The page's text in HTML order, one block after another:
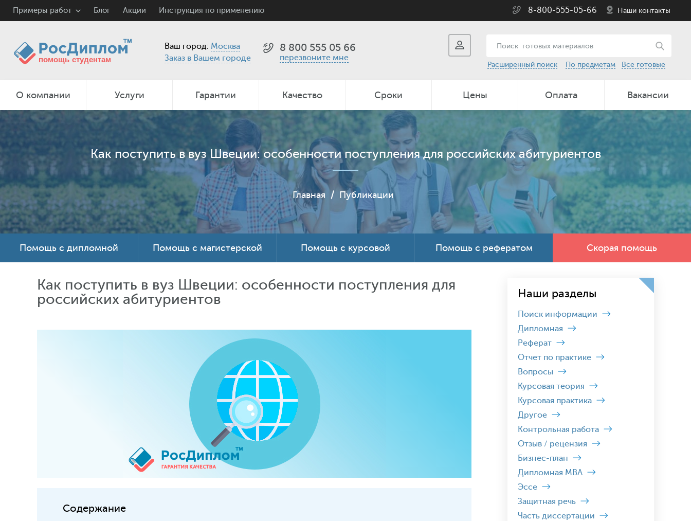
Примеры работ Блог Акции Инструкция по применению 8-800-555-05-66 Наши контакты
Ваш город: Москва
Заказ в Вашем городе
8 800 555 05 66
перезвоните мне
Расширенный поиск По предметам Все готовые
О компании Услуги Гарантии Качество Сроки Цены Оплата Вакансии
Как поступить в вуз Швеции: особенности поступления для российских абитуриентов
Главная / Публикации
Помощь с дипломной Помощь с магистерской Помощь с курсовой Помощь с рефератом Скорая помощь
Как поступить в вуз Швеции: особенности поступления для
российских абитуриентов
Содержание
Наши разделы
Поиск информации
Дипломная
Реферат
Отчет по практике
Вопросы
Курсовая теория
Курсовая практика
Другое
Контрольная работа
Отзыв / рецензия
Бизнес-план
Дипломная MBA
Эссе
Защитная речь
Часть диссертации